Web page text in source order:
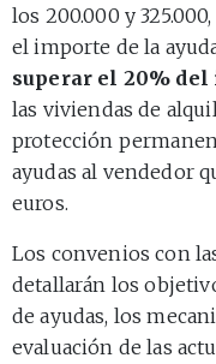
los 200.000 y
el importe de la
superar el 20%
las viviendas de
protección
ayudas al vendedor
euros.
Los convenios con
detallarán los
de ayudas, los
evaluación de las